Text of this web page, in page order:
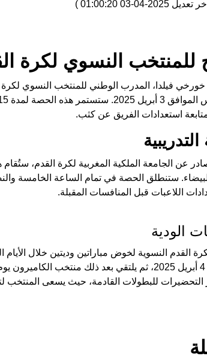
تعديل 2025-04-03 01:00:20
)
للمنتخب النسوي لكرة
فيلدا، المدرب الوطني للمنتخب النسوي لكرة
استعدادات الفريق عن كثب.
عن الجامعة الملكية المغربية لكرة القدم،
البيضاء. ستنطلق الحصة في تمام الساعة الخامسة
اللاعبات قبل المنافسات المقبلة.
الودية
القدم النسوية لخوض مباراتين وديتين خلال
التحضيرات للبطولات القادمة، حيث يسعى المنتخب